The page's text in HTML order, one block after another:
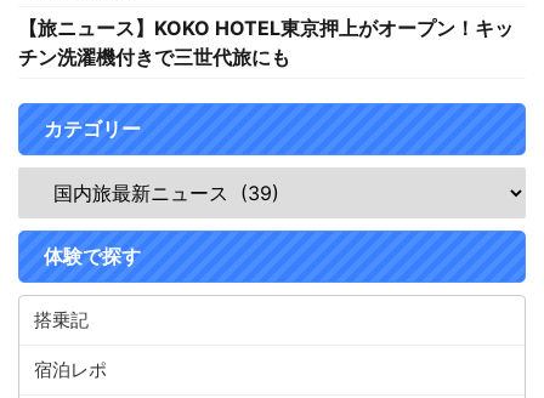
【旅ニュース】KOKO HOTEL東京押上がオープン！キッ
チン洗濯機付きで三世代旅にも
カテゴリー
体験で探す
搭乗記
宿泊レポ